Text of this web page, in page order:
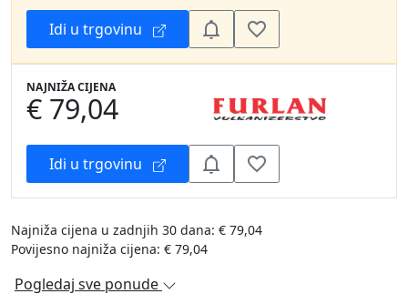
Idi u trgovinu
NAJNIŽA CIJENA
€ 79,04
Idi u trgovinu
Najniža cijena u zadnjih 30 dana: € 79,04
Povijesno najniža cijena: € 79,04
Pogledaj sve ponude